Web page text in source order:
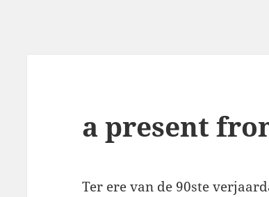
a present
Ter ere van de 90ste